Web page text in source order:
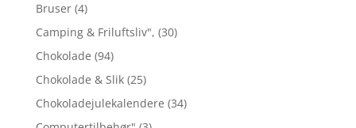
Bruser (4)
Camping & Friluftsliv", (30)
Chokolade (94)
Chokolade & Slik (25)
Chokoladejulekalendere (34)